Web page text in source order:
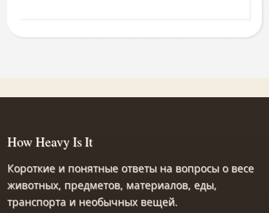
How Heavy Is It
Короткие и понятные ответы на вопросы о весе
животных, предметов, материалов, еды,
транспорта и необычных вещей.